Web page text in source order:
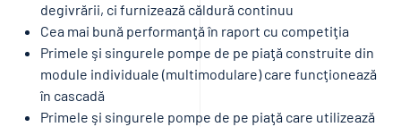
degivrării, ci furnizează căldură continuu
Cea mai bună performanţă în raport cu competiţia
Primele şi singurele pompe de pe piaţă construite din
module individuale (multimodulare) care funcţionează
în cascadă
Primele şi singurele pompe de pe piaţă care utilizează